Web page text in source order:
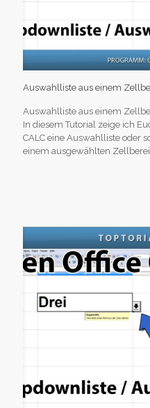
Auswahlliste aus einem
Auswahlliste aus einem
In diesem Tutorial zeige ich
CALC eine Auswahlliste oder
einem ausgewählten